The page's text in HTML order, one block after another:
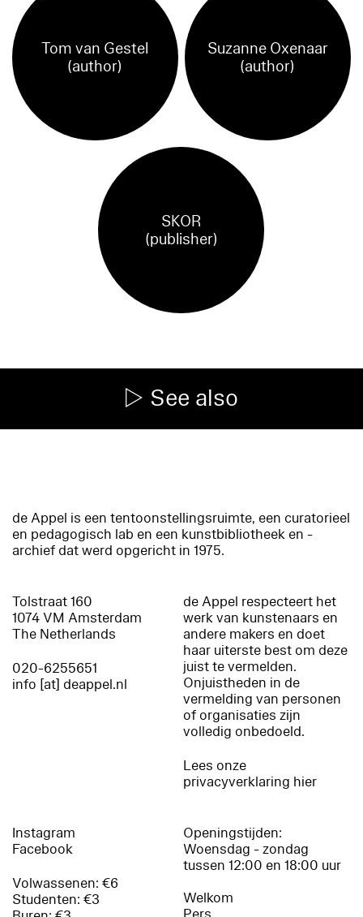
Tom van Gestel
(author)
Suzanne Oxenaar
(author)
SKOR
(publisher)
See also
de Appel is een tentoonstellingsruimte, een curatorieel
en pedagogisch lab en een kunstbibliotheek en -
archief dat werd opgericht in 1975.
Tolstraat 160
1074 VM Amsterdam
The Netherlands
020-6255651
info [at] deappel.nl
de Appel respecteert het
werk van kunstenaars en
andere makers en doet
haar uiterste best om deze
juist te vermelden.
Onjuistheden in de
vermelding van personen
of organisaties zijn
volledig onbedoeld.
Lees onze
privacyverklaring hier
Instagram
Facebook
Volwassenen: €6
Studenten: €3
Openingstijden:
Woensdag - zondag
tussen 12:00 en 18:00 uur
Welkom